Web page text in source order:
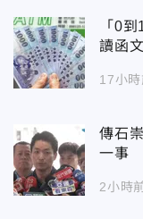
「0
讀函
17小時
傳石
一事
2小時